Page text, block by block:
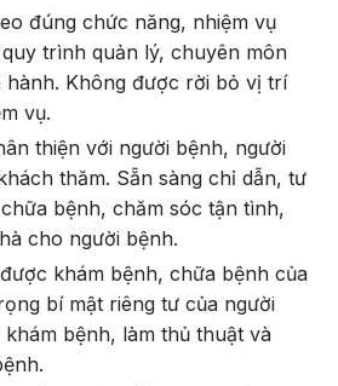
đúng chức năng, nhiệm vụ
trình quản lý, chuyên môn
hành. Không được rời bỏ vị trí
vụ.
thiện với người bệnh, người
thăm. Sẵn sàng chỉ dẫn, tư
bệnh, chăm sóc tận tình,
cho người bệnh.
khám bệnh, chữa bệnh của
bí mật riêng tư của người
bệnh, làm thủ thuật và